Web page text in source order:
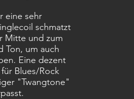
eine sehr
schmatzt
Mitte und zum
Ton, um auch
Eine dezent
Blues/Rock
"Twangtone"